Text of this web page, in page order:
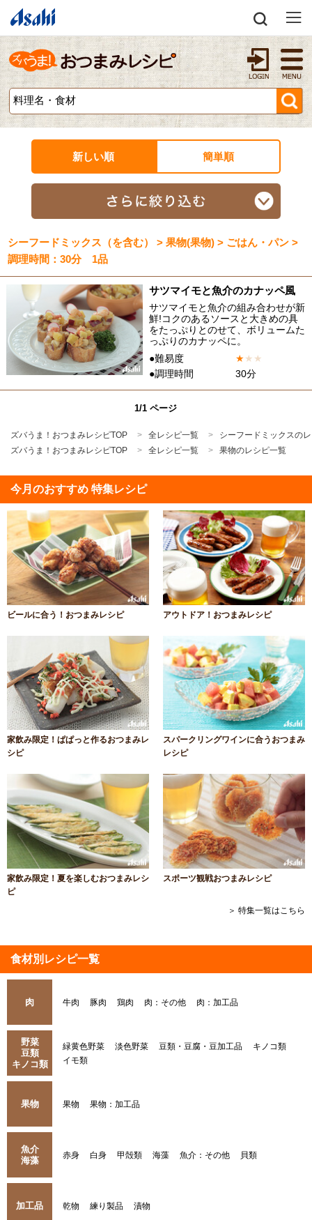
新しい順 簡単順
シーフードミックス（を含む） > 果物(果物) > ごはん・パン >
調理時間：30分 1品
サツマイモと魚介のカナッペ風
サツマイモと魚介の組み合わせが新
鮮!コクのあるソースと大きめの具
をたっぷりとのせて、ボリュームた
っぷりのカナッペに。
●難易度
★★ ★
●調理時間
30分
1/1 ページ
ズバうま！おつまみレシピTOP 全レシピ一覧
シーフードミックスの
ズバうま！おつまみレシピTOP
全レシピ一覧 果物のレシピ一覧
今月のおすすめ 特集レシピ
ビールに合う！おつまみレシピ アウトドア！おつまみレシピ
家飲み限定！ぱぱっと作るおつまみレ
シピ
スパークリングワインに合うおつまみ
レシピ
家飲み限定！夏を楽しむおつまみレシ
ピ
スポーツ観戦おつまみレシピ
＞ 特集一覧はこちら
食材別レシピ一覧
肉 牛肉 豚肉 鶏肉 肉：その他 肉：加工品
野菜
豆類
キノコ類
緑黄色野菜 淡色野菜 豆類・豆腐・豆加工品
キノコ類
イモ類
果物 果物 果物：加工品
魚介
海藻
赤身 白身 甲殻類 海藻 魚介：その他 貝類
加工品 乾物 練り製品 漬物